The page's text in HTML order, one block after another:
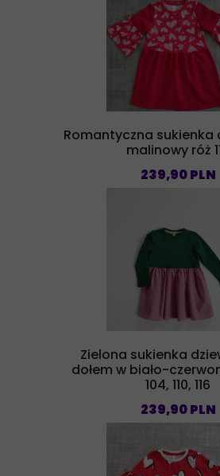
Romantyczna sukienka
malinowy róż
239,90 PLN
Zielona sukienka
dołem w biało-
104, 110, 116
239,90 PLN